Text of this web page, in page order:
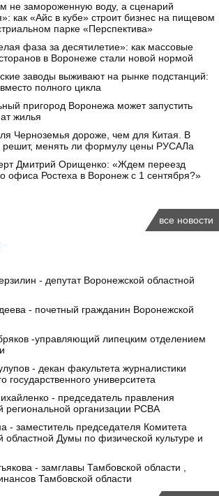
не замороженную воду, а сценарий
как «Айс в кубе» строит бизнес на пищевом
парке «Перспектива»
фаза за десятилетие»: как массовые
в Воронеже стали новой нормой
заводы выживают на рынке подстанций:
полного цикла
пригород Воронежа может запустить
жилья
Черноземья дороже, чем для Китая. В
решит, менять ли формулу цены РУСАЛа
Дмитрий Орищенко: «Ждем переезд
офиса Ростеха в Воронеж с 1 сентября?»
все новости
- депутат Воронежской областной
- почетный гражданин Воронежской
-управляющий липецким отделением
- декан факультета журналистики
государственного университета
- председатель правления
региональной организации РСВА
- заместитель председателя Комитета
областной Думы по физической культуре и
- замглавы Тамбовской области ,
Тамбовской области